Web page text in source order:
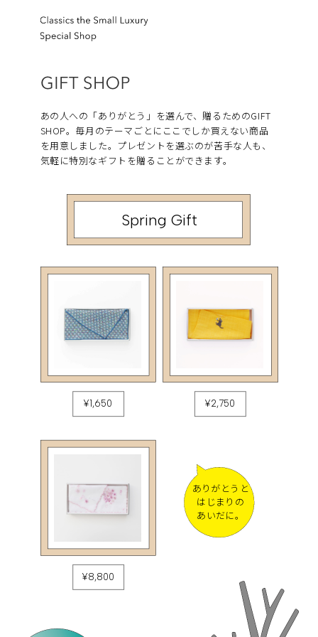
あの人への「ありがとう」を選んで、贈るためのGIFT
SHOP。毎月のテーマごとにここでしか買えない商品
を用意しました。プレゼントを選ぶのが苦手な人も、
気軽に特別なギフトを贈ることができます。
Spring Gift
ありがとうと
はじまりの
あいだに。
¥1,650 ¥2,750
¥8,800